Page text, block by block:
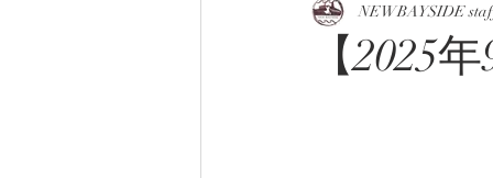
【2025
NEWBAYSIDE